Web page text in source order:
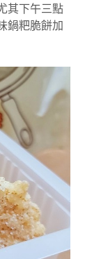
其下午三點
鍋粑脆餅加